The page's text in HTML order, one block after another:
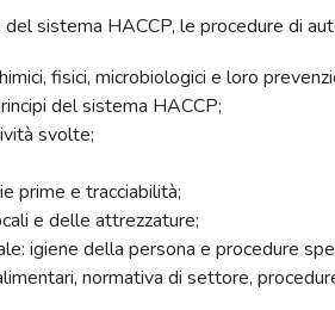
sistema HACCP, le procedure di
fisici, microbiologici e loro
del sistema HACCP;
svolte;
prime e tracciabilità;
e delle attrezzature;
igiene della persona e procedure
normativa di settore,